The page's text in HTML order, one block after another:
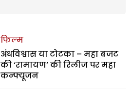
फिल्म
अंधविश्वास या टोटका – महा बजट
की ‘रामायण’ की रिलीज पर महा
कन्फ्यूजन